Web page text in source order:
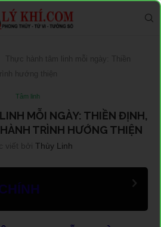
Thực hành tâm linh mỗi ngày: Thiền
hướng thiện
Tâm linh
MỖI NGÀY: THIỀN ĐỊNH,
TRÌNH HƯỚNG THIỆN
viết bởi Thùy Linh